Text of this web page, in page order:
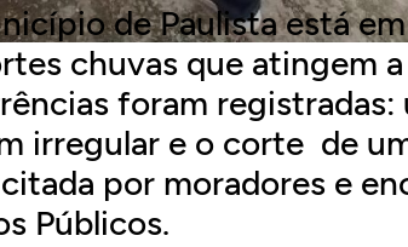
de Paulista está
chuvas que atingem
foram registradas:
irregular e o corte de
por moradores e
Públicos.